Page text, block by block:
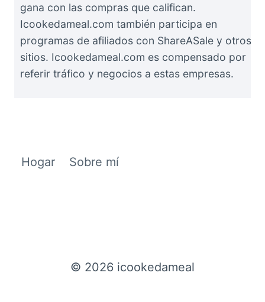
gana con las compras que califican.
Icookedameal.com también participa en
programas de afiliados con ShareASale y otros
sitios. Icookedameal.com es compensado por
referir tráfico y negocios a estas empresas.
Hogar Sobre mí
© 2026 icookedameal